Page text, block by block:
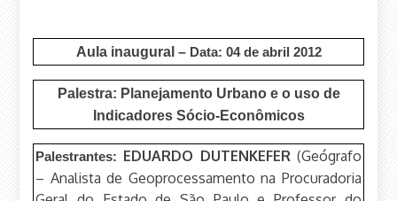
Aula inaugural – Data: 04 de abril 2012
Palestra: Planejamento Urbano e o uso de
Indicadores Sócio-Econômicos
Palestrantes: EDUARDO DUTENKEFER(Geógrafo
– Analista de Geoprocessamento na Procuradoria